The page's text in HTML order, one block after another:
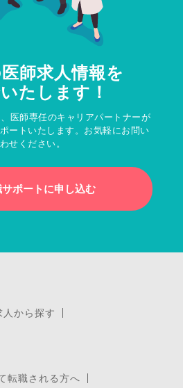
師求人情報を
たします！
医師専任のキャリアパートナーが
ートいたします。お気軽にお問い
せください。
ポートに申し込む
から探す
転職される方へ